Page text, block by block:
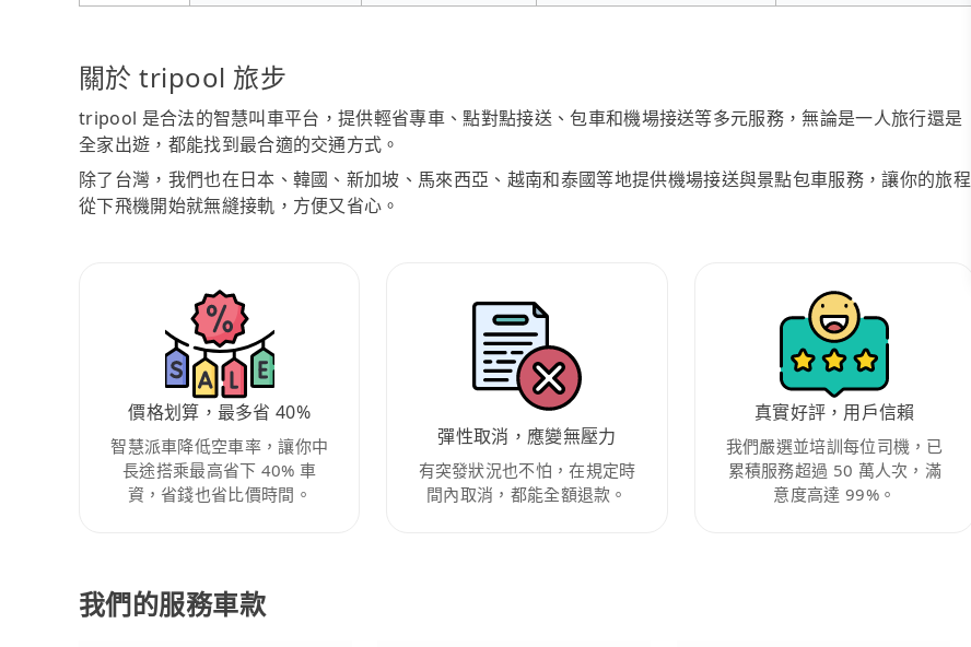
關於 tripool 旅步
tripool 是合法的智慧叫車平台，提供輕省專車、點對點接送、包車和機場接送等多元服務，無論是一人旅行還是
全家出遊，都能找到最合適的交通方式。
除了台灣，我們也在日本、韓國、新加坡、馬來西亞、越南和泰國等地提供機場接送與景點包車服務，讓你的旅程
從下飛機開始就無縫接軌，方便又省心。
價格划算，最多省 40%
智慧派車降低空車率，讓你中
長途搭乘最高省下 40% 車
資，省錢也省比價時間。
彈性取消，應變無壓力
有突發狀況也不怕，在規定時
間內取消，都能全額退款。
真實好評，用戶信賴
我們嚴選並培訓每位司機，已
累積服務超過 50 萬人次，滿
意度高達 99%。
我們的服務車款